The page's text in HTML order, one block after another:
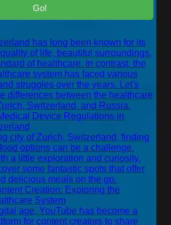
Go!
has long been known for its
of life, beautiful surroundings,
of healthcare. In contrast, the
system has faced various
struggles over the years. Let's
differences between the healthcare
Switzerland, and Russia.
Device Regulations in
city of Zurich, Switzerland, finding
options can be a challenge.
a little exploration and curiosity,
some fantastic spots that offer
delicious meals on the go.
Creation: Exploring the
System
age, YouTube has become a
for content creators to share